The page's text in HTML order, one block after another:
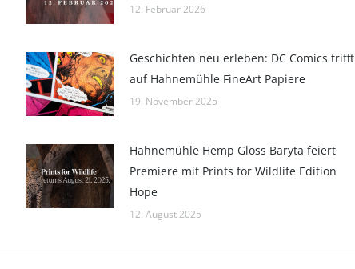
12. Februar 2026
Geschichten neu erleben: DC Comics trifft
auf Hahnemühle FineArt Papiere
19. November 2025
Hahnemühle Hemp Gloss Baryta feiert
Premiere mit Prints for Wildlife Edition
Hope
12. August 2025